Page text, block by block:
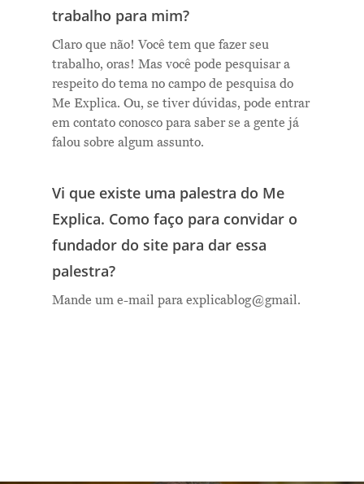
trabalho para mim?
Claro que não! Você tem que fazer seu
trabalho, oras! Mas você pode pesquisar a
respeito do tema no campo de pesquisa do
Me Explica. Ou, se tiver dúvidas, pode entrar
em contato conosco para saber se a gente já
falou sobre algum assunto.
Vi que existe uma palestra do Me
Explica. Como faço para convidar o
fundador do site para dar essa
palestra?
Mande um e-mail para explicablog@gmail.